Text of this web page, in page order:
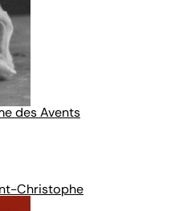
des Avents
Christophe